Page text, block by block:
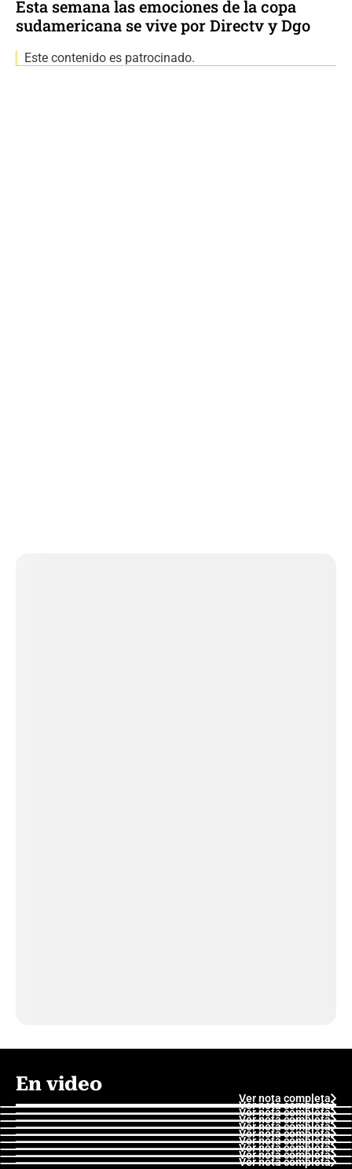
Esta semana las emociones de la copa
sudamericana se vive por Directv y Dgo
Este contenido es patrocinado.
En video
Ver nota completa
Ver nota completa
Ver nota completa
Ver nota completa
Ver nota completa
Ver nota completa
Ver nota completa
Ver nota completa
Ver nota completa
Ver nota completa